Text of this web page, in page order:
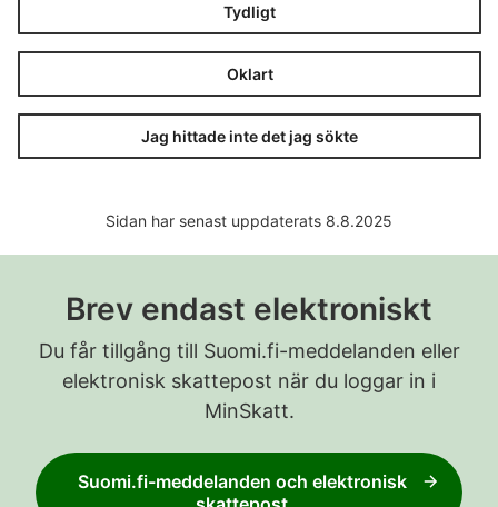
Tydligt
Oklart
Jag hittade inte det jag sökte
Sidan har senast uppdaterats 8.8.2025
Brev endast elektroniskt
Du får tillgång till Suomi.fi-meddelanden eller
elektronisk skattepost när du loggar in i
MinSkatt.
Suomi.fi-meddelanden och elektronisk